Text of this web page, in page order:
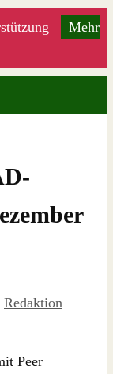
Mehr
Redaktion
Peer